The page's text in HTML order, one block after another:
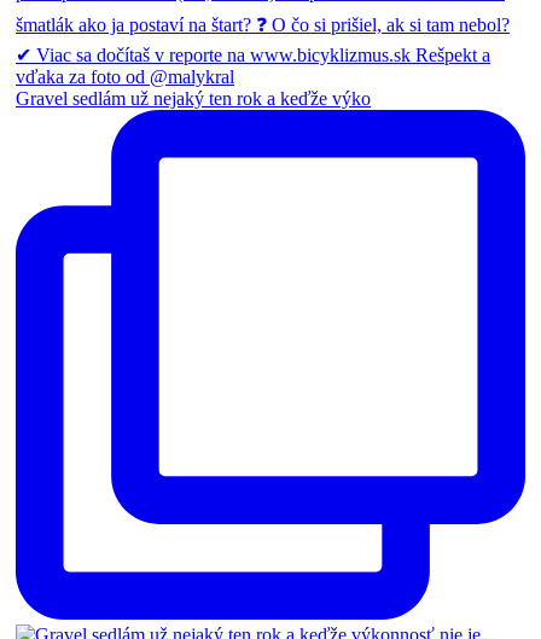
Gravel sedlám už nejaký ten rok a keďže výko